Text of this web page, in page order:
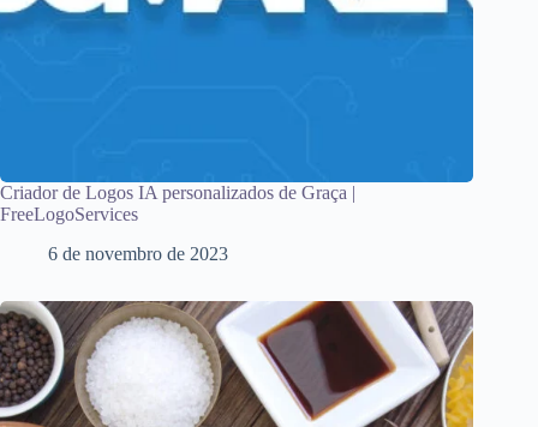
Criador de Logos IA personalizados de Graça |
FreeLogoServices
6 de novembro de 2023